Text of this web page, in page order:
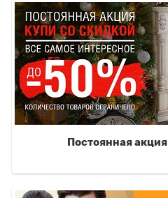
Постоянная акция